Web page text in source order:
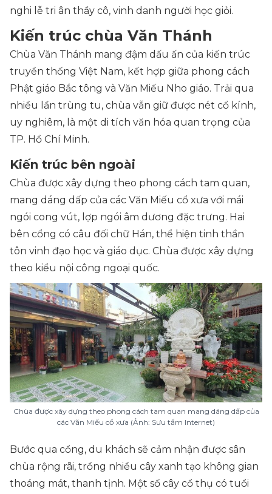
nghi lễ tri ân thầy cô, vinh danh người học giỏi.
Kiến trúc chùa Văn Thánh
Chùa Văn Thánh mang đậm dấu ấn của kiến trúc
truyền thống Việt Nam, kết hợp giữa phong cách
Phật giáo Bắc tông và Văn Miếu Nho giáo. Trải qua
nhiều lần trùng tu, chùa vẫn giữ được nét cổ kính,
uy nghiêm, là một di tích văn hóa quan trọng của
TP. Hồ Chí Minh.
Kiến trúc bên ngoài
Chùa được xây dựng theo phong cách tam quan,
mang dáng dấp của các Văn Miếu cổ xưa với mái
ngói cong vút, lợp ngói âm dương đặc trưng. Hai
bên cổng có câu đối chữ Hán, thể hiện tinh thần
tôn vinh đạo học và giáo dục. Chùa được xây dựng
theo kiểu nội công ngoại quốc.
Chùa được xây dựng theo phong cách tam quan mang dáng dấp của
các Văn Miếu cổ xưa (Ảnh: Sưu tầm Internet)
Bước qua cổng, du khách sẽ cảm nhận được sân
chùa rộng rãi, trồng nhiều cây xanh tạo không gian
thoáng mát, thanh tịnh. Một số cây cổ thụ có tuổi